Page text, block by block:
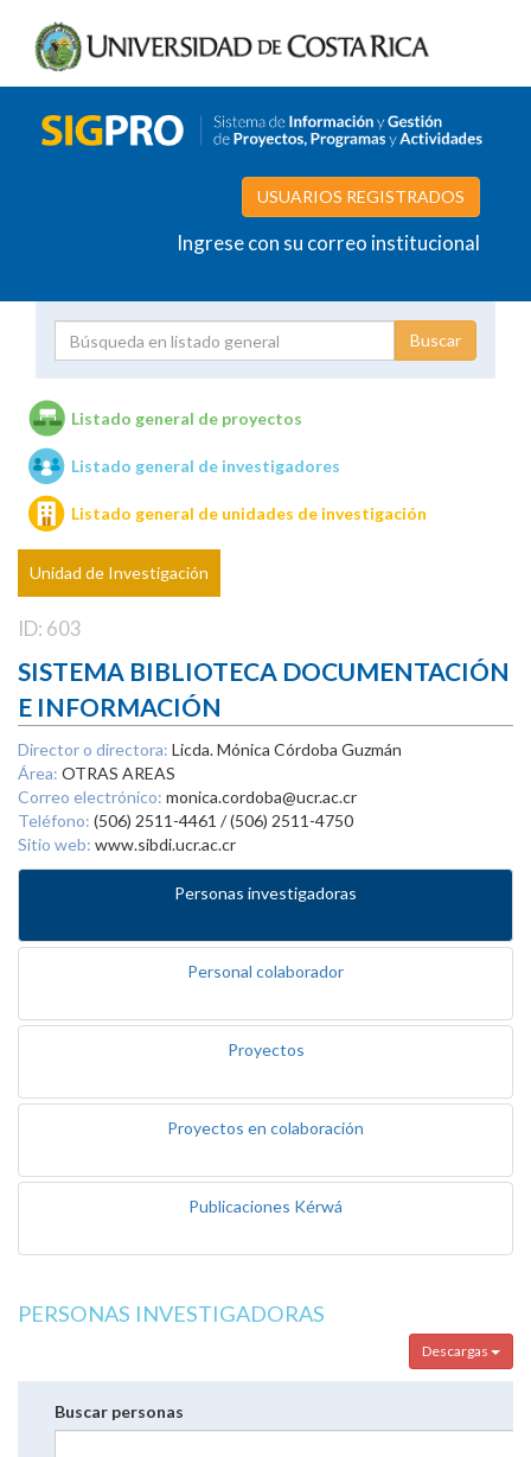
USUARIOS REGISTRADOS
Ingrese con su correo institucional
Unidades de investigación
Listado general de proyectos
Listado general de investigadores
Listado general de unidades de investigación
Unidad de Investigación
ID: 603
SISTEMA BIBLIOTECA DOCUMENTACIÓN
E INFORMACIÓN
Director o directora: Licda. Mónica Córdoba Guzmán
Área: OTRAS AREAS
Correo electrónico: monica.cordoba@ucr.ac.cr
Teléfono: (506) 2511-4461 / (506) 2511-4750
Sitio web: www.sibdi.ucr.ac.cr
Personas investigadoras
Personal colaborador
Proyectos
Proyectos en colaboración
Publicaciones Kérwá
PERSONAS INVESTIGADORAS
Descargas
Buscar personas